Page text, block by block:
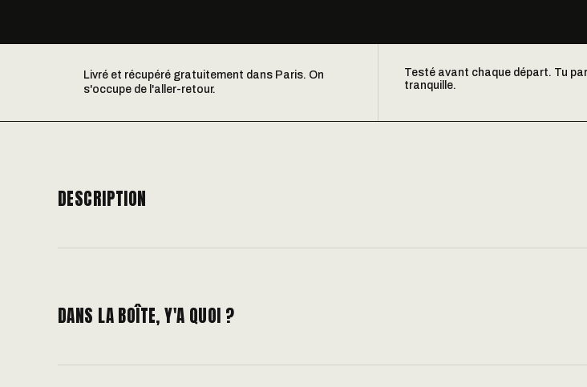
Livré et récupéré gratuitement dans Paris. On
s'occupe de l'aller-retour.
Testé avant chaque départ. Tu
tranquille.
DESCRIPTION
DANS LA BOÎTE, Y'A QUOI ?